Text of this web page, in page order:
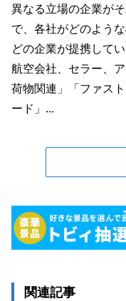
異なる立場の企業が
で、各社がどのよう
どの企業が提携して
航空会社、セラー、
荷物関連」「ファス
ード」...
関連記事